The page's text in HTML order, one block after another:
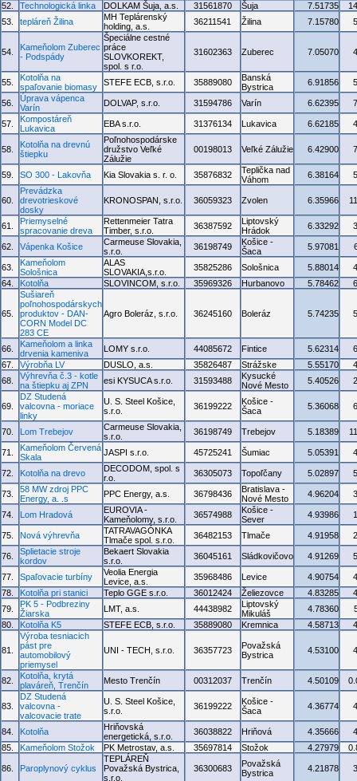
52.
Technologická linka DOLKAM Šuja, a.s. 31561870 Šuja 7.51735
53.
tepláreň Žilina
MH Teplárenský
holding, a.s.
36211541 Žilina 7.15780
54.
Kameňolom Zuberec
- Podspády
Špeciálne cestné
práce
SLOVKOREKT,
spol. s r.o.
31602363 Zuberec 7.05070
55.
Kotolňa na
spaľovanie biomasy
STEFE ECB, s.r.o. 35889080
Banská
Bystrica
6.91856
56.
Úprava vápenca
Varín
DOLVAP, s.r.o. 31594786 Varín 6.62395
57.
Kompostáreň
Lukavica
EBA s.r.o. 31376134 Lukavica 6.62185
58.
Kotolňa na drevnú
štiepku
Poľnohospodárske
družstvo Veľké
Zálužie
00198013 Veľké Zálužie 6.42900
59. SO 300 - Lakovňa Kia Slovakia s. r. o. 35876832
Teplička nad
Váhom
6.38164
60.
Prevádzka
drevotrieskové
dosky
KRONOSPAN, s.r.o. 36059323 Zvolen 6.35966
61.
Priemyselné
spracovanie dreva
Rettenmeier Tatra
Timber, s.r.o.
36387592
Liptovský
Hrádok
6.33292
62. Vápenka Košice
Carmeuse Slovakia,
s.r.o.
36198749
Košice -
Šaca
5.97081
63.
Kameňolom
Sološnica
ALAS
SLOVAKIA,s.r.o.
35825286 Sološnica 5.88014
64.
Kotolňa SLOVINCOM, s.r.o. 35969326 Hurbanovo 5.78462
65.
Sušiareň
poľnohospodárskych
produktov - DAN-
CORN Model DC
283 CE
Agro Boleráz, s.r.o. 36245160 Boleráz 5.74235
66.
Kameňolom a linka
drvenia kameniva
LOMY s.r.o. 44085672 Fintice 5.62314
67.
Výrobňa LV DUSLO, a.s. 35826487 Strážske 5.55170
68.
Výhrevňa č.3 - kotle
na štiepku aj ZPN
esi KYSUCA s.r.o. 31593488
Kysucké
Nové Mesto
5.40526
69.
DZ Studená
valcovna - moriace
linky
U. S. Steel Košice,
s.r.o.
36199222
Košice -
Šaca
5.36068
70. Lom Trebejov
Carmeuse Slovakia,
s.r.o.
36198749 Trebejov 5.18389
71.
Kameňolom Červená
Skala
JASPI s.r.o. 45725241 Šumiac 5.05391
72. Kotolňa na drevo
DECODOM, spol. s
r.o.
36305073 Topoľčany 5.02897
73.
58 MW zdroj PPC
Energy, a. .s
PPC Energy, a.s. 36798436
Bratislava -
Nové Mesto
4.96204
74. Lom Hradová
EUROVIA -
Kameňolomy, s.r.o.
36574988
Košice -
Sever
4.93986
75. Nová výhrevňa
TATRAVAGÓNKA
Tlmače spol. s.r.o.
36482153 Tlmače 4.91958
76.
Splietacie stroje
kordov
Bekaert Slovakia
s.r.o.
36045161 Sládkovičovo 4.91269
77. Spaľovacie turbíny
Veolia Energia
Levice, a.s.
35968486 Levice 4.90754
78.
Kotolňa pri stanici Teplo GGE s.r.o. 36012424 Želiezovce 4.83285
79.
PK 5 - Podbreziny
Žiarska
LMT, a.s. 44438982
Liptovský
Mikuláš
4.78360
80.
Kotolňa K5 STEFE ECB, s.r.o. 35889080 Kremnica 4.58713
81.
Výroba tesniacich
pást pre
automobilový
priemysel
UNI - TECH, s.r.o. 36357723
Považská
Bystrica
4.53100
82.
Kotolňa, krytá
plaváreň, Trenčín
Mesto Trenčín 00312037 Trenčín 4.50109
83.
DZ Studená
valcovna -
valcovacie trate
U. S. Steel Košice,
s.r.o.
36199222
Košice -
Šaca
4.36774
84. Kotolňa
Hriňovská
energetická, s.r.o.
36038822 Hriňová 4.35666
85.
Kameňolom Stožok PK Metrostav, a.s. 35697814 Stožok 4.27979
86. Paroplynový cyklus
TEPLÁREŇ
Považská Bystrica,
s.r.o.
36300683
Považská
Bystrica
4.21878